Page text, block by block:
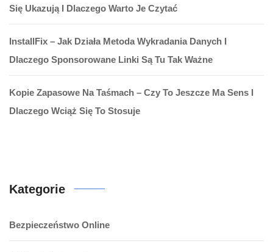
Się Ukazują I Dlaczego Warto Je Czytać
InstallFix – Jak Działa Metoda Wykradania Danych I
Dlaczego Sponsorowane Linki Są Tu Tak Ważne
Kopie Zapasowe Na Taśmach – Czy To Jeszcze Ma Sens I
Dlaczego Wciąż Się To Stosuje
Kategorie
Bezpieczeństwo Online